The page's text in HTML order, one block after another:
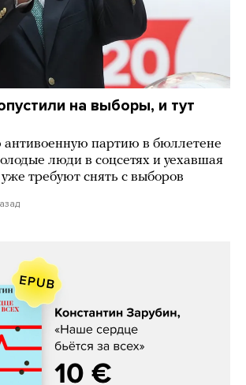
на выборы, и тут
партию в бюллетене
люди в соцсетях и уехавшая
требуют снять с выборов